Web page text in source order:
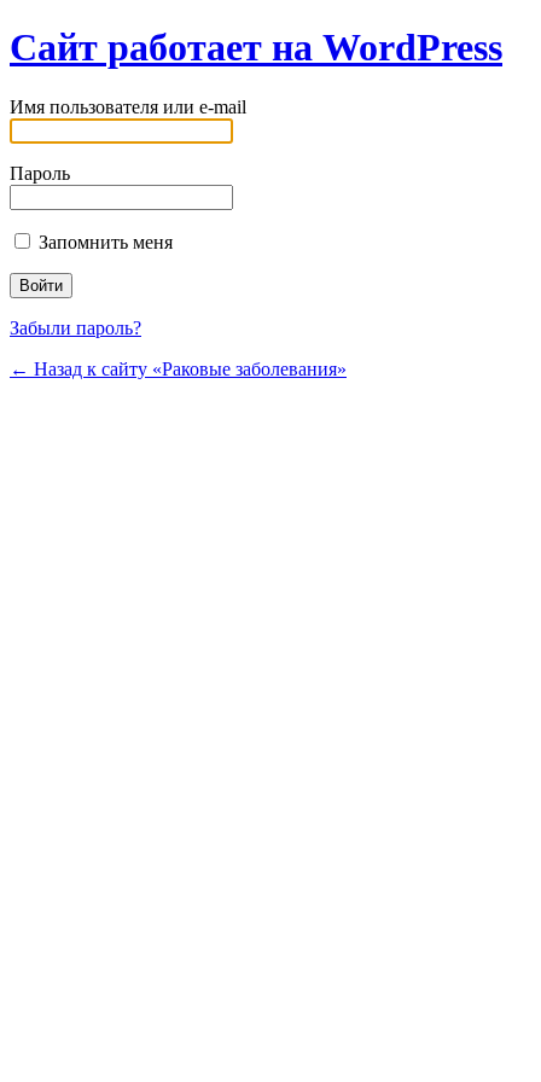
Сайт работает на WordPress
Имя пользователя или e-mail
Пароль
Запомнить меня
Забыли пароль?
← Назад к сайту «Раковые заболевания»